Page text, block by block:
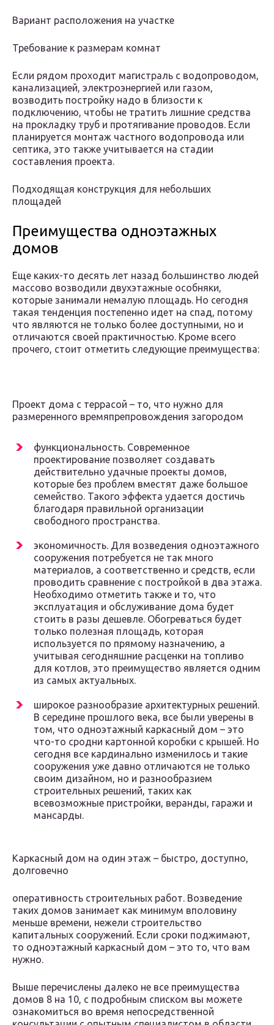
Вариант расположения на участке
Требование к размерам комнат
Если рядом проходит магистраль с водопроводом,
канализацией, электроэнергией или газом,
возводить постройку надо в близости к
подключению, чтобы не тратить лишние средства
на прокладку труб и протягивание проводов. Если
планируется монтаж частного водопровода или
септика, это также учитывается на стадии
составления проекта.
Подходящая конструкция для небольших
площадей
Преимущества одноэтажных
домов
Еще каких-то десять лет назад большинство людей
массово возводили двухэтажные особняки,
которые занимали немалую площадь. Но сегодня
такая тенденция постепенно идет на спад, потому
что являются не только более доступными, но и
отличаются своей практичностью. Кроме всего
прочего, стоит отметить следующие преимущества:
Проект дома с террасой – то, что нужно для
размеренного времяпрепровождения загородом
функциональность. Современное
проектирование позволяет создавать
действительно удачные проекты домов,
которые без проблем вместят даже большое
семейство. Такого эффекта удается достичь
благодаря правильной организации
свободного пространства.
экономичность. Для возведения одноэтажного
сооружения потребуется не так много
материалов, а соответственно и средств, если
проводить сравнение с постройкой в два этажа.
Необходимо отметить также и то, что
эксплуатация и обслуживание дома будет
стоить в разы дешевле. Обогреваться будет
только полезная площадь, которая
используется по прямому назначению, а
учитывая сегодняшние расценки на топливо
для котлов, это преимущество является одним
из самых актуальных.
широкое разнообразие архитектурных решений.
В середине прошлого века, все были уверены в
том, что одноэтажный каркасный дом – это
что-то сродни картонной коробки с крышей. Но
сегодня все кардинально изменилось и такие
сооружения уже давно отличаются не только
своим дизайном, но и разнообразием
строительных решений, таких как
всевозможные пристройки, веранды, гаражи и
мансарды.
Каркасный дом на один этаж – быстро, доступно,
долговечно
оперативность строительных работ. Возведение
таких домов занимает как минимум вполовину
меньше времени, нежели строительство
капитальных сооружений. Если сроки поджимают,
то одноэтажный каркасный дом – это то, что вам
нужно.
Выше перечислены далеко не все преимущества
домов 8 на 10, с подробным списком вы можете
ознакомиться во время непосредственной